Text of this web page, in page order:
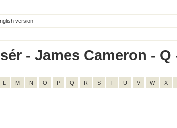
version
- James Cameron - Q
L M N O P Q R S T U V W X